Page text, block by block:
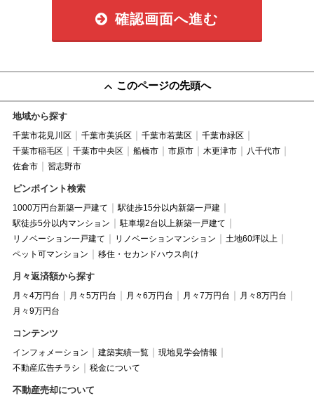
確認画面へ進む
このページの先頭へ
地域から探す
千葉市花見川区 千葉市美浜区 千葉市若葉区
千葉市緑区
千葉市稲毛区
千葉市中央区 船橋市 市原市 木更津市
八千代市
佐倉市
習志野市
ピンポイント検索
1000万円台新築一戸建て
駅徒歩15分以内新築一戸建
駅徒歩5分以内マンション
駐車場2台以上新築一戸建て
リノベーション一戸建て
リノベーションマンション
土地60坪以上
ペット可マンション
移住・セカンドハウス向け
月々返済額から探す
月々4万円台 月々5万円台 月々6万円台 月々7万円台
月々8万円台
月々9万円台
コンテンツ
インフォメーション 建築実績一覧
現地見学会情報
不動産広告チラシ
税金について
不動産売却について